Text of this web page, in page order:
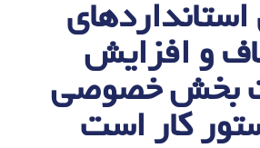
و افزایش
بخش خصوصی
کار است